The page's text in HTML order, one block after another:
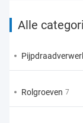
Alle
Rolgroeven 7